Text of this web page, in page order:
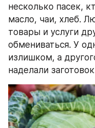
несколько пасек,
масло, чаи, хлеб.
товары и услуги
обмениваться. У
излишком, а
наделали